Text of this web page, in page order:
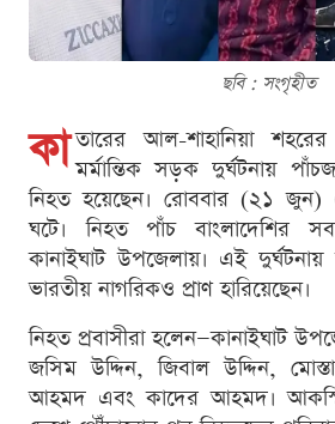
ছবি : সংগৃহীত
কা তারের আল-শাহানিয়া
মর্মান্তিক সড়ক দুর্ঘটনায়
নিহত হয়েছেন। রোববার (২১ জুন)
ঘটে। নিহত পাঁচ বাংলাদেশির
কানাইঘাট উপজেলায়। এই
ভারতীয় নাগরিকও প্রাণ হারিয়েছেন।
নিহত প্রবাসীরা হলেন—কানাইঘাট
জসিম উদ্দিন, জিবাল উদ্দিন,
আহমদ এবং কাদের আহমদ।